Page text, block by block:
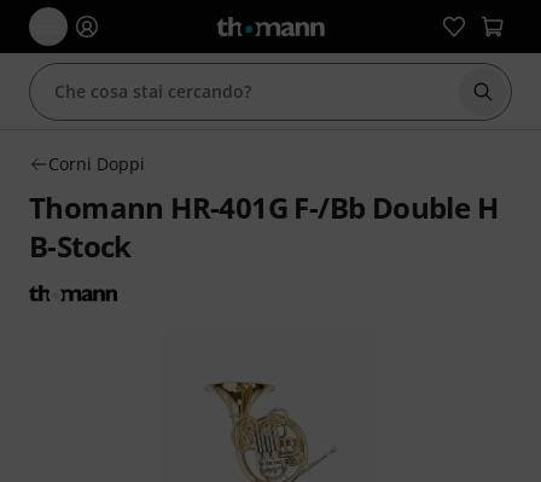
Corni Doppi
Thomann HR-401G F-/Bb Double H
B-Stock